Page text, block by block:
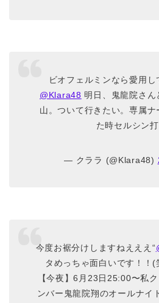
ビオフェルミンなら愛用し
@Klara48 明日、鬼龍院さん
山。ついて行きたい。専属ナ
た時セルシン
— クララ (@Klara48)
今度お裾分けしますねえええ“
タめっちゃ面白いです！！(
【今夜】6月23日25:00〜私
ンバー鬼龍院翔のオールナイ